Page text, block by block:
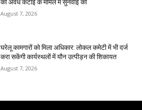
की अवैध कटाई के मामले में सुनवाई की
August 7, 2026
घरेलू कामगारों को मिला अधिकार: लोकल कमेटी में भी दर्ज
करा सकेंगी कार्यस्थलों में यौन उत्पीड़न की शिकायत
August 7, 2026